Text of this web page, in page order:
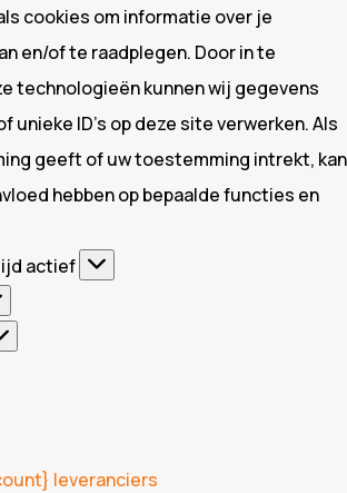
cookies om informatie over je
en/of te raadplegen. Door in te
technologieën kunnen wij gegevens
unieke ID's op deze site verwerken. Als
geeft of uw toestemming intrekt, kan
hebben op bepaalde functies en
actief
leveranciers